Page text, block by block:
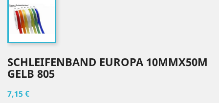
SCHLEIFENBAND EUROPA 10MMX50M
GELB 805
7,15 €